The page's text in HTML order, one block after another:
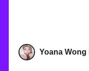
Yoana Wong